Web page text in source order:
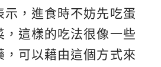
示，進食時不妨先吃蛋
，這樣的吃法很像一些
，可以藉由這個方式來